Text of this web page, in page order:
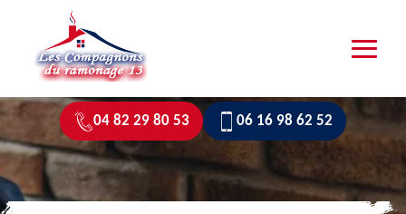
04 82 29 80 53 06 16 98 62 52